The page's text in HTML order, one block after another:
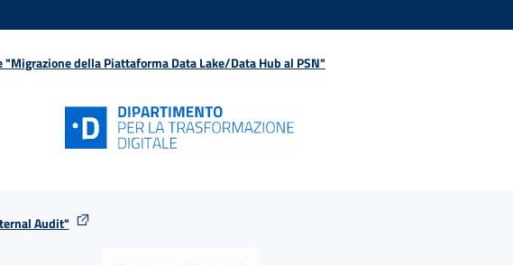
della Piattaforma Data Lake/Data Hub al PSN"
Audit"